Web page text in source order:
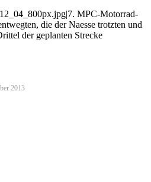
MPC-Motorrad-
die der Naesse trotzten und
der geplanten Strecke
2013